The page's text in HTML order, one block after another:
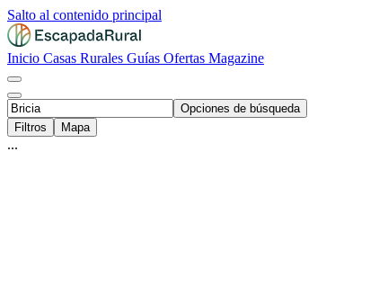
Salto al contenido principal
Inicio Casas Rurales Guías Ofertas Magazine
Opciones de búsqueda
Filtros
Mapa
...